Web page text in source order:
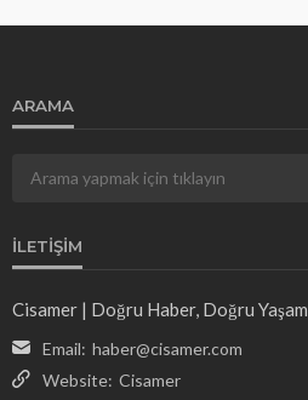
ARAMA
İLETIŞIM
Cisamer | Doğru Haber, Doğru Yaşam
Email: haber@cisamer.com
Website: Cisamer